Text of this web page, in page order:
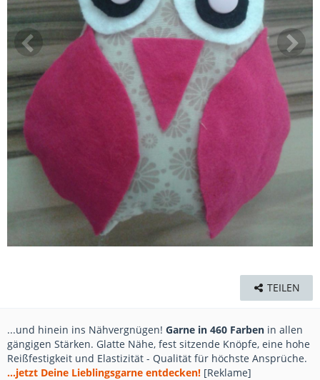
TEILEN
...und hinein ins Nähvergnügen! Garne in 460 Farben in allen
gängigen Stärken. Glatte Nähe, fest sitzende Knöpfe, eine hohe
Reißfestigkeit und Elastizität - Qualität für höchste Ansprüche.
...jetzt Deine Lieblingsgarne entdecken! [Reklame]